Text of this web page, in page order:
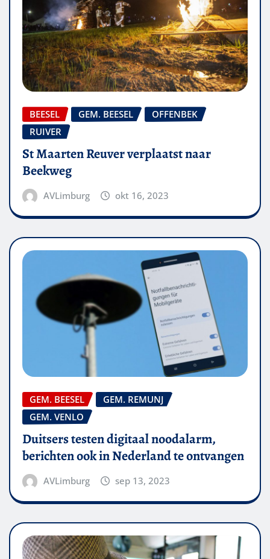
BEESEL GEM. BEESEL
OFFENBEK
RUIVER
St Maarten Reuver verplaatst naar
Beekweg
AVLimburg okt 16, 2023
GEM. BEESEL
GEM. REMUNJ
GEM. VENLO
Duitsers testen digitaal noodalarm,
berichten ook in Nederland te ontvangen
AVLimburg sep 13, 2023